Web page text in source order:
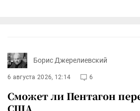
Борис Джерелиевский
6 августа 2026, 12:14 6
Сможет ли Пентагон
США